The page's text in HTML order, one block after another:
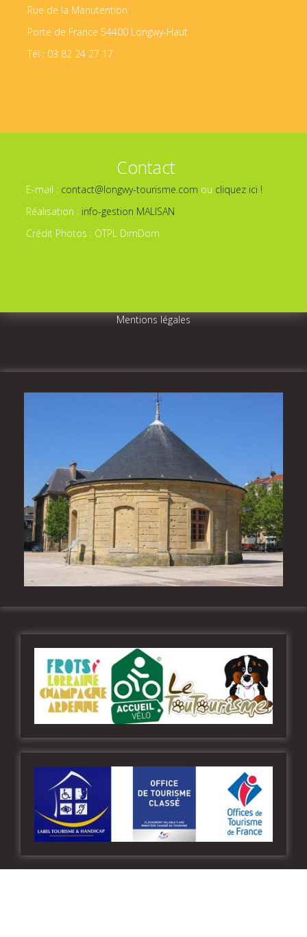
Rue de la Manutention
Porte de France 54400 Longwy-Haut
Tél : 03 82 24 27 17
Contact
E-mail : contact@longwy-tourisme.com ou cliquez ici !
Réalisation : info-gestion MALISAN
Crédit Photos : OTPL DimDom
Mentions légales